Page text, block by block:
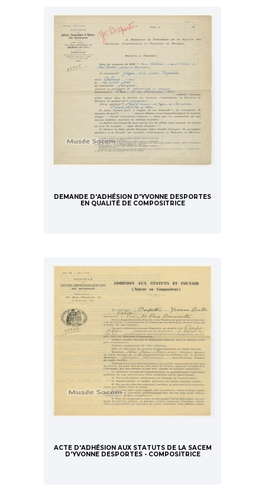
DEMANDE D'ADHÉSION D'YVONNE DESPORTES
EN QUALITÉ DE COMPOSITRICE
ACTE D'ADHÉSION AUX STATUTS DE LA SACEM
D'YVONNE DESPORTES - COMPOSITRICE